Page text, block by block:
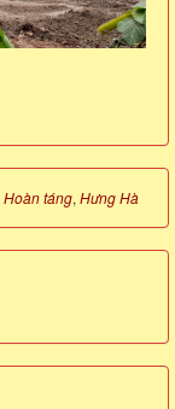
Hoàn táng, Hưng Hà